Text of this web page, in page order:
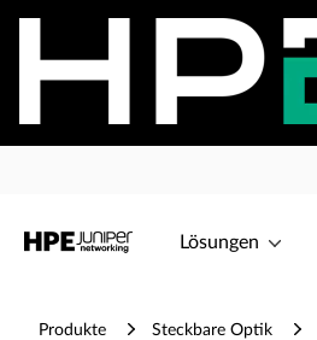
Lösungen
Produkte Steckbare Optik